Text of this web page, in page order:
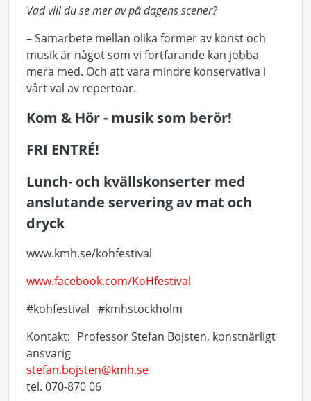
Vad vill du se mer av på dagens scener?
– Samarbete mellan olika former av konst och
musik är något som vi fortfarande kan jobba
mera med. Och att vara mindre konservativa i
vårt val av repertoar.
Kom & Hör - musik som berör!
FRI ENTRÉ!
Lunch- och kvällskonserter med
anslutande servering av mat och
dryck
www.kmh.se/kohfestival
www.facebook.com/KoHfestival
#kohfestival #kmhstockholm
Kontakt: Professor Stefan Bojsten, konstnärligt
ansvarig
stefan.bojsten@kmh.se
tel. 070-870 06